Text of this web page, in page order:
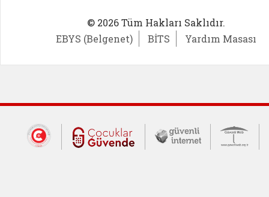
© 2026 Tüm Hakları Saklıdır.
EBYS (Belgenet)
BİTS Yardım Masası
Dış Bağlantılar
Cumhurbaşkanlığı İletişim Merkezi
Çocuklar Güvende (yeni
Güvenli